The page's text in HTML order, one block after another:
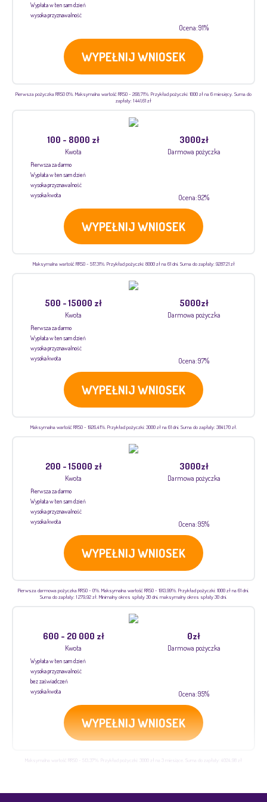
Wypłata w ten sam dzień
wysoka przyznawalność
Ocena: 91%
WYPEŁNIJ WNIOSEK
Pierwsza pożyczka RRSO 0%. Maksymalna wartość RRSO - 268,71%. Przykład pożyczki: 1000 zł na 6 miesięcy. Suma do
zapłaty: 1 441,61 zł
100 - 8000 zł
Kwota
3000zł
Darmowa pożyczka
Pierwsza za darmo
Wypłata w ten sam dzień
wysoka przyznawalność
wysoka kwota
Ocena: 92%
WYPEŁNIJ WNIOSEK
Maksymalna wartość RRSO - 517,31%. Przykład pożyczki: 8000 zł na 61 dni. Suma do zapłaty: 9287.21 zł
500 - 15000 zł
Kwota
5000zł
Darmowa pożyczka
Pierwsza za darmo
Wypłata w ten sam dzień
wysoka przyznawalność
wysoka kwota
Ocena: 97%
WYPEŁNIJ WNIOSEK
Maksymalna wartość RRSO - 1926,41%. Przykład pożyczki: 3000 zł na 61 dni. Suma do zapłaty: 3841,70 zł.
200 - 15000 zł
Kwota
3000zł
Darmowa pożyczka
Pierwsza za darmo
Wypłata w ten sam dzień
wysoka przyznawalność
wysoka kwota
Ocena: 95%
WYPEŁNIJ WNIOSEK
Pierwsza darmowa pożyczka RRSO - 0%. Maksymalna wartość RRSO - 1913,99%. Przykład pożyczki: 1000 zł na 61 dni.
Suma do zapłaty: 1 279,92 zł. Minimalny okres spłaty 30 dni, maksymalny okres spłaty 30 dni.
600 - 20 000 zł
Kwota
0zł
Darmowa pożyczka
Wypłata w ten sam dzień
wysoka przyznawalność
bez zaświadczeń
wysoka kwota
Ocena: 95%
WYPEŁNIJ WNIOSEK
Maksymalna wartość RRSO - 513,37%. Przykład pożyczki: 3000 zł na 3 miesiące. Suma do zapłaty: 4024,98 zł